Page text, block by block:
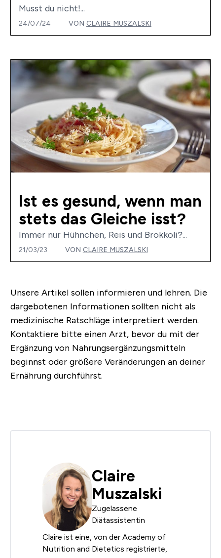
Musst du nicht!...
24/07/24 VON CLAIRE MUSZALSKI
Ist es gesund, wenn man
stets das Gleiche isst?
Immer nur Hühnchen, Reis und Brokkoli?...
21/03/23 VON CLAIRE MUSZALSKI
Unsere Artikel sollen informieren und lehren. Die
dargebotenen Informationen sollten nicht als
medizinische Ratschläge interpretiert werden.
Kontaktiere bitte einen Arzt, bevor du mit der
Ergänzung von Nahrungsergänzungsmitteln
beginnst oder größere Veränderungen an deiner
Ernährung durchführst.
Claire
Muszalski
Zugelassene
Diätassistentin
Claire ist eine, von der Academy of
Nutrition and Dietetics registrierte,